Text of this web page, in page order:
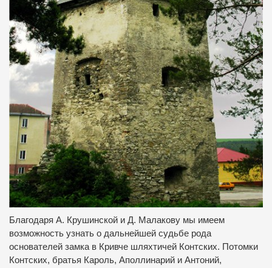
Благодаря А. Крушинской и Д. Малакову мы имеем
возможность узнать о дальнейшей судьбе рода
основателей замка в Кривче шляхтичей Контских. Потомки
Контских, братья Кароль, Аполлинарий и Антоний,